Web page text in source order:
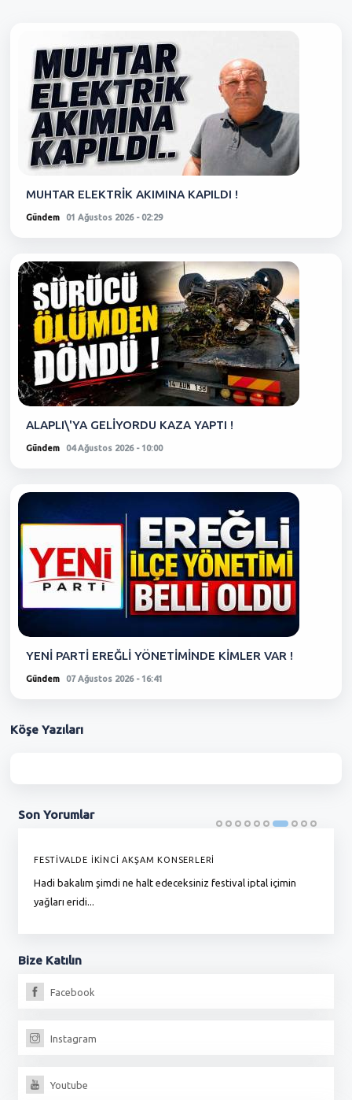
MUHTAR ELEKTRİK AKIMINA KAPILDI !
Gündem 01 Ağustos 2026 - 02:29
ALAPLI\'YA GELİYORDU KAZA YAPTI !
Gündem 04 Ağustos 2026 - 10:00
YENİ PARTİ EREĞLİ YÖNETİMİNDE KİMLER VAR !
Gündem 07 Ağustos 2026 - 16:41
Köşe Yazıları
Son Yorumlar
FESTİVALDE İKİNCİ AKŞAM KONSERLERİ
Hadi bakalım şimdi ne halt edeceksiniz festival iptal içimin
yağları eridi...
Bize Katılın
Facebook
Instagram
Youtube